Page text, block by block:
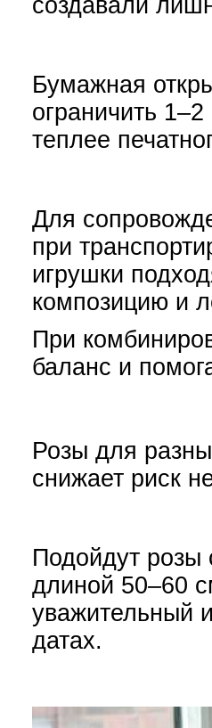
создавали
Бумажная
ограничить
теплее
Для
при
игрушки
композицию и
При
баланс и
Розы для
снижает риск
Подойдут розы
длиной 50–60
уважительный
датах.